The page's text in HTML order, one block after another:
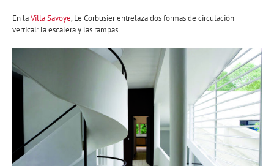
En laVilla Savoye, Le Corbusier entrelaza dos formas de circulación
vertical: la escalera y las rampas.